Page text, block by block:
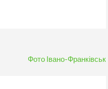
Фото Івано-Франківськ